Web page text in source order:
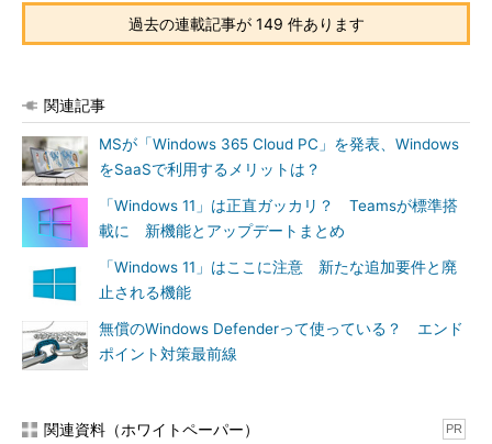
過去の連載記事が 149 件あります
関連記事
MSが「Windows 365 Cloud PC」を発表、Windows
をSaaSで利用するメリットは？
「Windows 11」は正直ガッカリ？ Teamsが標準搭
載に 新機能とアップデートまとめ
「Windows 11」はここに注意 新たな追加要件と廃
止される機能
無償のWindows Defenderって使っている？ エンド
ポイント対策最前線
関連資料（ホワイトペーパー） PR